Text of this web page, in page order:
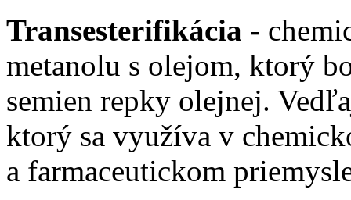
Transesterifikácia -
metanolu s olejom, ktorý
semien repky olejnej.
ktorý sa využíva v
a farmaceutickom